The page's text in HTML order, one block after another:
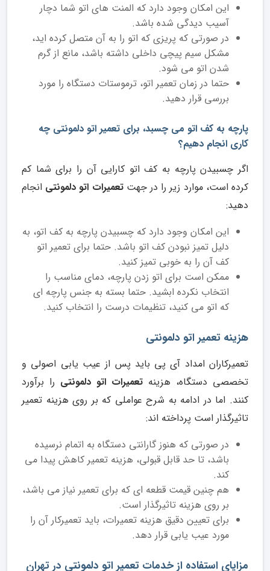
این امکان وجود دارد که المنت های اتو شما دچار
آسیب دیدگی شده باشد.
در صورتی که پریزی که اتو را به آن متصل کرده اید،
مشکل سیم پیچی داخلی داشته باشد، مانع از گرم
شدن اتو می شود.
حتما در زمان تعمیر اتو، ترموستات دستگاه را مورد
بررسی قرار دهید.
پارچه به کف اتو می چسبد، برای تعمیر اتو دلمونتی چه
کاری انجام دهیم؟
اگر چسبیدن پارچه به کف اتو کارایی آن را برای شما کم
کرده است، موارد زیر را در جهتتعمیرات اتو دلمونتی انجام
دهید:
این امکان وجود دارد که چسبیدن پارچه به کف اتو، به
دلیل تمیز نبودن کف اتو باشد. حتما برای تعمیر اتو
کف آن را به خوبی تمیز کنید.
ممکن است برای اتو زدن پارچه، دمای مناسب را
انتخاب نکرده ابشید. حتما بسته به جنس پارچه ای
که اتو می کنید، تنظیمات درست را انتخاب کنید.
هزینه تعمیر اتو دلمونتی
تعمیرکاران امداد آی پی باید پس از عیب یابی اصولی و
تخصصی دستگاه، هزینه تعمیرات اتو دلمونتی را برآورد
کنند. اما در ادامه به شرح عواملی که بر روی هزینه تعمیر
تاثیرگذار است پرداخته اند:
در صورتی که هنوز گارانتی دستگاه به اتمام نرسیده
باشد، تا حد قابل قبولی، هزینه تعمیر کاهش پیدا می
کند.
هم چنین قیمت قطعه ای که برای تعمیر نیاز می باشد،
بر روی هزینه تاثیرگذار است.
برای تعیین دقیق هزینه تعمیرات، باید تعمیرکار آن را
مورد عیب یابی قرار دهد.
مزایای استفاده از خدمات تعمیر اتو دلمونتی در تهران